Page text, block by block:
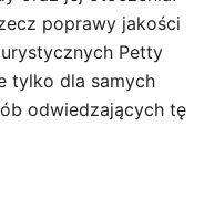
poprawy jakości
Petty
tylko dla samych
odwiedzających tę